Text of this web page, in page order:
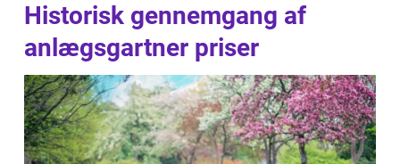
Historisk gennemgang af
anlægsgartner priser